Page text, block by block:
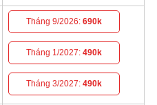
Tháng 9/2026:690k
Tháng 1/2027:490k
Tháng 3/2027:490k